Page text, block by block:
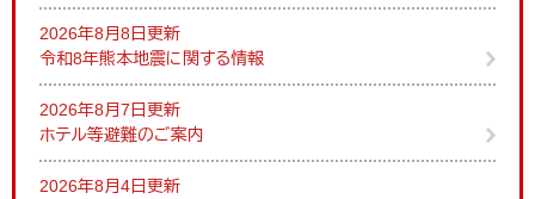
2026年8月8日更新
令和8年熊本地震に関する情報
2026年8月7日更新
ホテル等避難のご案内
2026年8月4日更新